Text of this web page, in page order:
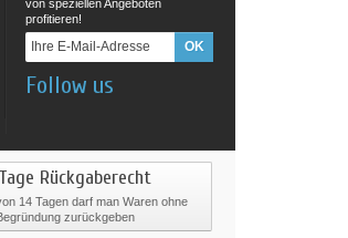
von speziellen Angeboten
profitieren!
Follow us
Rückgaberecht
14 Tagen darf man Waren ohne
zurückgeben